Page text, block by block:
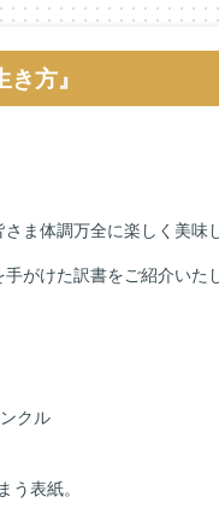
方』
ま体調万全に楽しく美味
がけた訳書をご紹介いた
クル
う表紙。